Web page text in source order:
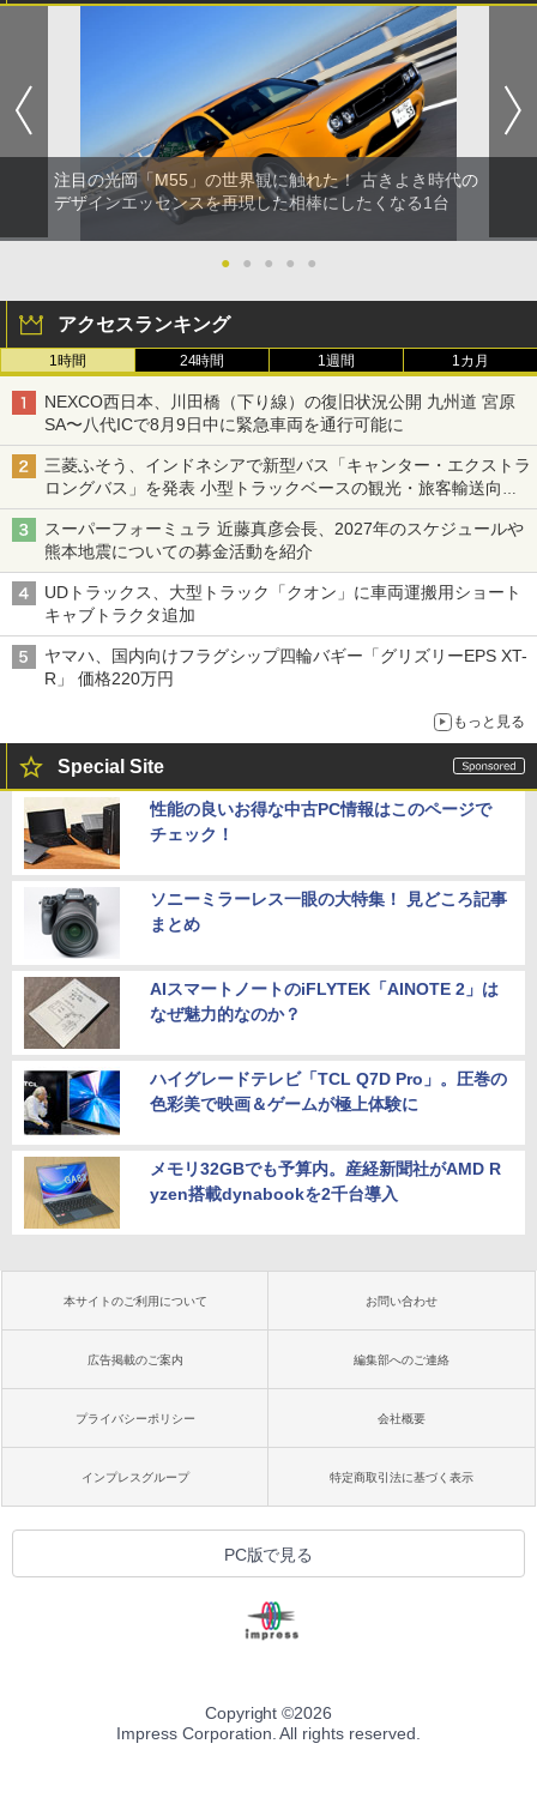
注目の光岡「M55」の世界観に触れた！ 古きよき時代の
デザインエッセンスを再現した相棒にしたくなる1台
● ● ● ● ●
アクセスランキング
1時間 24時間 1週間 1カ月
NEXCO西日本、川田橋（下り線）の復旧状況公開 九州道 宮原
SA〜八代ICで8月9日中に緊急車両を通行可能に
三菱ふそう、インドネシアで新型バス「キャンター・エクストラ
ロングバス」を発表 小型トラックベースの観光・旅客輸送向け
バス
スーパーフォーミュラ 近藤真彦会長、2027年のスケジュールや
熊本地震についての募金活動を紹介
UDトラックス、大型トラック「クオン」に車両運搬用ショート
キャブトラクタ追加
ヤマハ、国内向けフラグシップ四輪バギー「グリズリーEPS XT-
R」 価格220万円
もっと見る
Special Site
性能の良いお得な中古PC情報はこのページで
チェック！
ソニーミラーレス一眼の大特集！ 見どころ記事
まとめ
AIスマートノートのiFLYTEK「AINOTE 2」は
なぜ魅力的なのか？
ハイグレードテレビ「TCL Q7D Pro」。圧巻の
色彩美で映画＆ゲームが極上体験に
メモリ32GBでも予算内。産経新聞社がAMD R
yzen搭載dynabookを2千台導入
本サイトのご利用について お問い合わせ
広告掲載のご案内 編集部へのご連絡
プライバシーポリシー 会社概要
インプレスグループ 特定商取引法に基づく表示
PC版で見る
Copyright ©2026
Impress Corporation. All rights reserved.